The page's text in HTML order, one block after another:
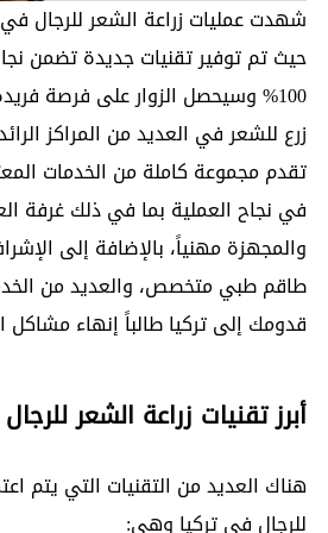
شهدت عمليات زراعة الشعر للرجال في
حيث تم توفير تقنيات جديدة تضمن
100% وسيحصل الزوار على فرصة
زرع للشعر في العديد من المراكز
تقدم مجموعة كاملة من الخدمات
في نجاح العملية بما في ذلك غرفة
والمجهزة مهنياً، بالإضافة إلى
طاقم طبي متخصص، والعديد من
قدومك إلى تركيا طالباً إنهاء مشاكل
أبرز تقنيات زراعة الشعر
هناك العديد من التقنيات التي يتم
للرجال في تركيا وهي: